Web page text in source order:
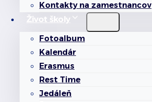
Kontakty na zamestnancov
Život školy
Fotoalbum
Kalendár
Erasmus
Rest Time
Jedáleň